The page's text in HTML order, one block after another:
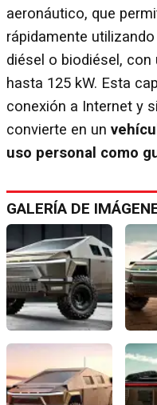
aeronáutico, que
rápidamente
diésel o biodiésel,
hasta 125 kW. Esta
conexión a Internet y
convierte en un
uso personal como
GALERÍA DE